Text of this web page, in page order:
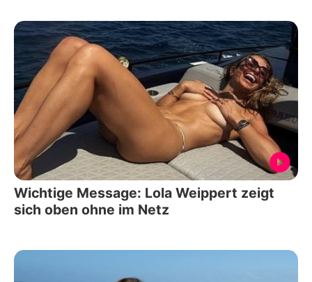
Wichtige Message: Lola Weippert zeigt
sich oben ohne im Netz